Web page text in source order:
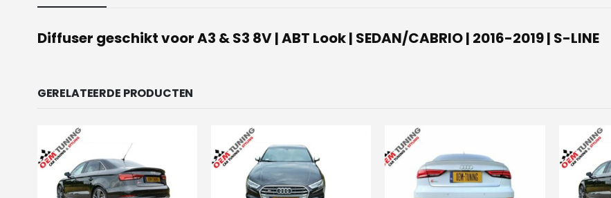
Diffuser geschikt voor A3 & S3 8V | ABT Look | SEDAN/CABRIO | 2016-2019 | S-LINE
GERELATEERDE PRODUCTEN